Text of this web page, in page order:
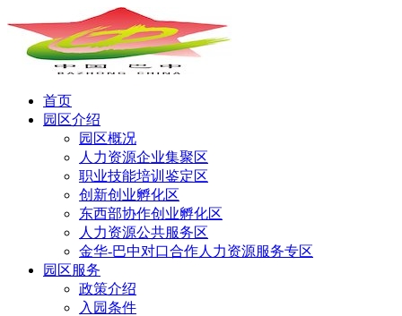
首页
园区介绍
园区概况
人力资源企业集聚区
职业技能培训鉴定区
创新创业孵化区
东西部协作创业孵化区
人力资源公共服务区
金华-巴中对口合作人力资源服务专区
园区服务
政策介绍
入园条件